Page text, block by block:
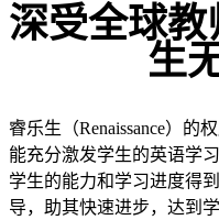
深受全球
生
睿乐生（Renaissance）的
能充分激发学生的英语学
学生的能力和学习进度得
导，助其快速进步，达到